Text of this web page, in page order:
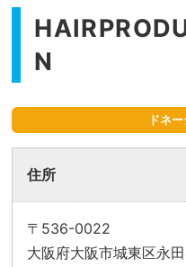
N
ドネ
住所
〒536-0022
大阪府大阪市城東区永